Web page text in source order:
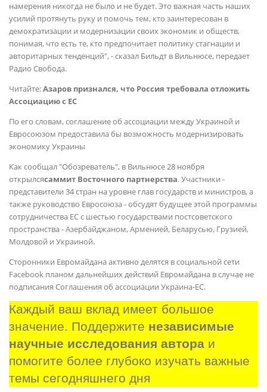
намерения никогда не было и не будет. Это важная часть наших
усилий протянуть руку и помочь тем, кто заинтересован в
демократизации и модернизации своих экономик и обществ,
понимая, что есть те, кто предпочитает политику стагнации и
авторитарных тенденций", - сказал Бильдт в Вильнюсе, передает
Радио Свобода.
Читайте:Азаров признался, что Россия требовала отложить
Ассоциацию с ЕС
По его словам, соглашение об ассоциации между Украиной и
Евросоюзом предоставила бы возможность модернизировать
экономику Украины
Как сообщал "Обозреватель", в Вильнюсе 28 ноября
открылсясаммит Восточного партнерства. Участники -
представители 34 стран на уровне глав государств и министров, а
также руководство Евросоюза - обсудят будущее этой программы
сотрудничества ЕС с шестью государствами постсоветского
пространства - Азербайджаном, Арменией, Беларусью, Грузией,
Молдовой и Украиной.
Сторонники Евромайдана активно делятся в социальной сети
Facebook планом дальнейших действий Евромайдана в случае не
подписания Соглашения об ассоциации Украина-ЕС.
Каждый ваш вклад имеет большое
значение. Поддержите независимые
научные исследования автора и
помогите более глубоко изучать важные
темы сегодняшнего дня